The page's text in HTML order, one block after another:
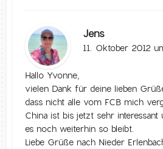
Jens
11. Oktober 2012
Hallo Yvonne,
vielen Dank für deine lieben
dass nicht alle vom FCB mich
China ist bis jetzt sehr
es noch weiterhin so bleibt.
Liebe Grüße nach Nieder